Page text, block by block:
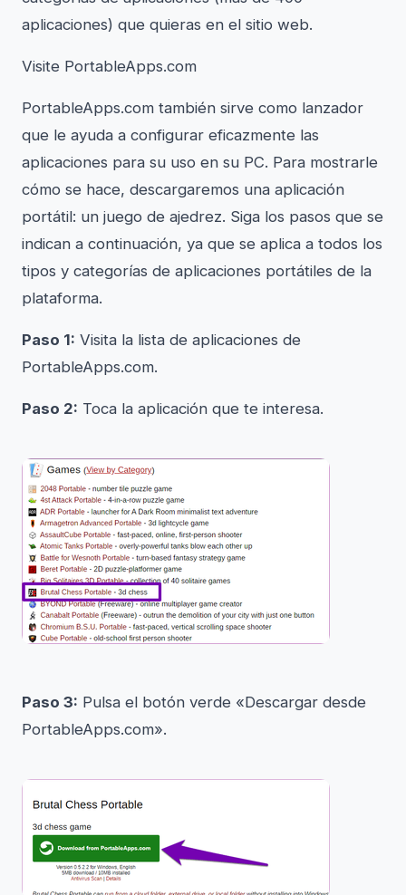
aplicaciones) que quieras en el sitio web.
Visite PortableApps.com
PortableApps.com también sirve como lanzador
que le ayuda a configurar eficazmente las
aplicaciones para su uso en su PC. Para mostrarle
cómo se hace, descargaremos una aplicación
portátil: un juego de ajedrez. Siga los pasos que se
indican a continuación, ya que se aplica a todos los
tipos y categorías de aplicaciones portátiles de la
plataforma.
Paso 1: Visita la lista de aplicaciones de
PortableApps.com.
Paso 2: Toca la aplicación que te interesa.
Paso 3: Pulsa el botón verde «Descargar desde
PortableApps.com».